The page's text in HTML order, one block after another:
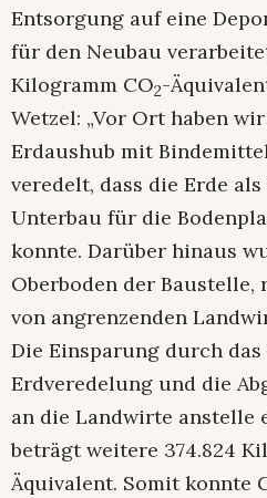
Entsorgung auf eine
für den Neubau
Kilogramm CO2-
Wetzel: „Vor Ort haben
Erdaushub mit
veredelt, dass die Erde
Unterbau für die
konnte. Darüber hinaus
Oberboden der Baustelle,
von angrenzenden
Die Einsparung durch
Erdveredelung und die
an die Landwirte anstelle
beträgt weitere 374.824
Äquivalent. Somit konnte